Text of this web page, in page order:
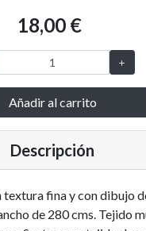
18,00 €
Añadir al carrito
Descripción
fina y con dibujo
de 280 cms. Tejido